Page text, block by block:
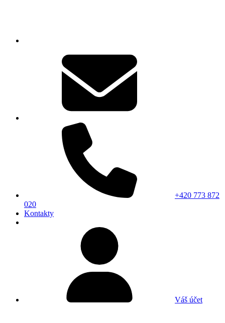
+420 773 872
020
Kontakty
Váš účet